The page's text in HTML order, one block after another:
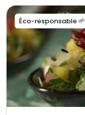
Éco-responsable 🌱